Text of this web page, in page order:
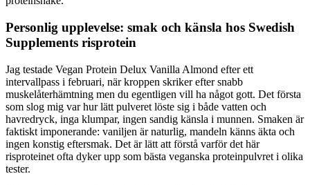
Personlig upplevelse: smak och känsla hos Swedish
Supplements risprotein
Jag testade Vegan Protein Delux Vanilla Almond efter ett
intervallpass i februari, när kroppen skriker efter snabb
muskelåterhämtning men du egentligen vill ha något gott. Det första
som slog mig var hur lätt pulveret löste sig i både vatten och
havredryck, inga klumpar, ingen sandig känsla i munnen. Smaken är
faktiskt imponerande: vaniljen är naturlig, mandeln känns äkta och
ingen konstig eftersmak. Det är lätt att förstå varför det här
risproteinet ofta dyker upp som bästa veganska proteinpulvret i olika
tester.